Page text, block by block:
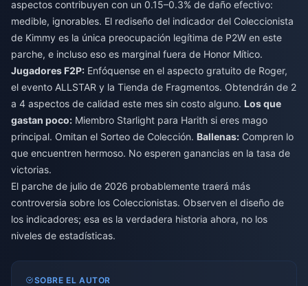
aspectos contribuyen con un 0.15–0.3% de daño efectivo:
medible, ignorables. El rediseño del indicador del Coleccionista
de Kimmy es la única preocupación legítima de P2W en este
parche, e incluso eso es marginal fuera de Honor Mítico.
Jugadores F2P: Enfóquense en el aspecto gratuito de Roger,
el evento ALLSTAR y la Tienda de Fragmentos. Obtendrán de 2
a 4 aspectos de calidad este mes sin costo alguno. Los que
gastan poco: Miembro Starlight para Harith si eres mago
principal. Omitan el Sorteo de Colección. Ballenas: Compren lo
que encuentren hermoso. No esperen ganancias en la tasa de
victorias.
El parche de julio de 2026 probablemente traerá más
controversia sobre los Coleccionistas. Observen el diseño de
los indicadores; esa es la verdadera historia ahora, no los
niveles de estadísticas.
SOBRE EL AUTOR